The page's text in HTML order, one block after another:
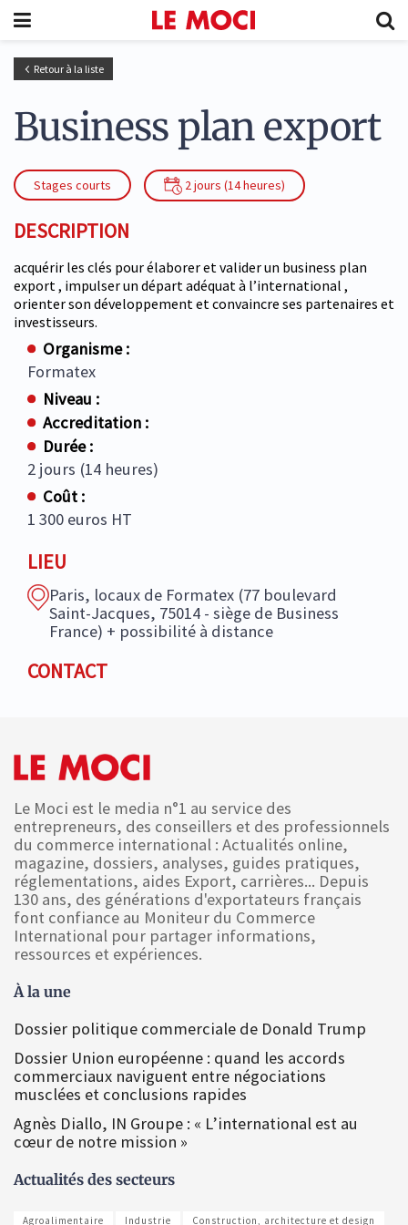
Retour à la liste
Business plan export
Stages courts 2 jours (14 heures)
DESCRIPTION
acquérir les clés pour élaborer et valider un business plan
export , impulser un départ adéquat à l’international ,
orienter son développement et convaincre ses partenaires et
investisseurs.
Organisme :
Formatex
Niveau :
Accreditation :
Durée :
2 jours (14 heures)
Coût :
1 300 euros HT
LIEU
Paris, locaux de Formatex (77 boulevard
Saint-Jacques, 75014 - siège de Business
France) + possibilité à distance
CONTACT
Le Moci est le media n°1 au service des
entrepreneurs, des conseillers et des professionnels
du commerce international : Actualités online,
magazine, dossiers, analyses, guides pratiques,
réglementations, aides Export, carrières... Depuis
130 ans, des générations d'exportateurs français
font confiance au Moniteur du Commerce
International pour partager informations,
ressources et expériences.
À la une
Dossier politique commerciale de Donald Trump
Dossier Union européenne : quand les accords
commerciaux naviguent entre négociations
musclées et conclusions rapides
Agnès Diallo, IN Groupe : « L’international est au
cœur de notre mission »
Actualités des secteurs
Agroalimentaire Industrie Construction, architecture et design